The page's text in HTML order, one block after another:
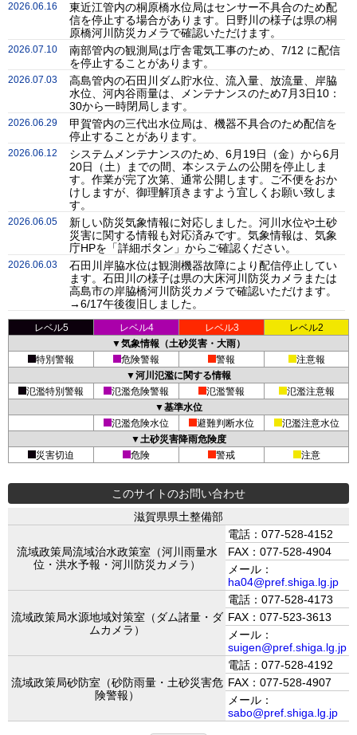
2026.06.16
東近江管内の桐原橋水位局はセンサー不具合のため配
信を停止する場合があります。日野川の様子は県の桐
原橋河川防災カメラで確認いただけます。
2026.07.10
南部管内の観測局は庁舎電気工事のため、7/12 に配信
を停止することがあります。
2026.07.03
高島管内の石田川ダム貯水位、流入量、放流量、岸脇
水位、河内谷雨量は、メンテナンスのため7月3日10：
30から一時閉局します。
2026.06.29
甲賀管内の三代出水位局は、機器不具合のため配信を
停止することがあります。
2026.06.12
システムメンテナンスのため、6月19日（金）から6月
20日（土）までの間、本システムの公開を停止しま
す。作業が完了次第、通常公開します。ご不便をおか
けしますが、御理解頂きますよう宜しくお願い致しま
す。
2026.06.05
新しい防災気象情報に対応しました。河川水位や土砂
災害に関する情報も対応済みです。気象情報は、気象
庁HPを「詳細ボタン」からご確認ください。
2026.06.03
石田川岸脇水位は観測機器故障により配信停止してい
ます。石田川の様子は県の大床河川防災カメラまたは
高島市の岸脇橋河川防災カメラで確認いただけます。
→6/17午後復旧しました。
レベル5 レベル4 レベル3
レベル2
▼気象情報（土砂災害・大雨）
特別警報
危険警報 警報
注意報
▼河川氾濫に関する情報
氾濫特別警報
氾濫危険警報 氾濫警報
氾濫注意報
▼基準水位
氾濫危険水位
避難判断水位
氾濫注意水位
▼土砂災害降雨危険度
災害切迫
危険 警戒 注意
このサイトのお問い合わせ
滋賀県県土整備部
流域政策局流域治水政策室（河川雨量水
位・洪水予報・河川防災カメラ）
電話：077-528-4152
FAX：077-528-4904
メール：
ha04@pref.shiga.lg.jp
流域政策局水源地域対策室（ダム諸量・ダ
ムカメラ）
電話：077-528-4173
FAX：077-523-3613
メール：
suigen@pref.shiga.lg.jp
流域政策局砂防室（砂防雨量・土砂災害危
険警報）
電話：077-528-4192
FAX：077-528-4907
メール：
sabo@pref.shiga.lg.jp